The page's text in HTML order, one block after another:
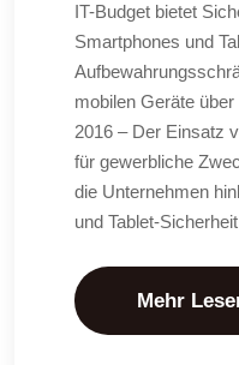
IT-Budget bietet
Smartphones und
mobilen Geräte
2016 – Der Einsatz
für gewerbliche
die Unternehmen
und Tablet-
Mehr